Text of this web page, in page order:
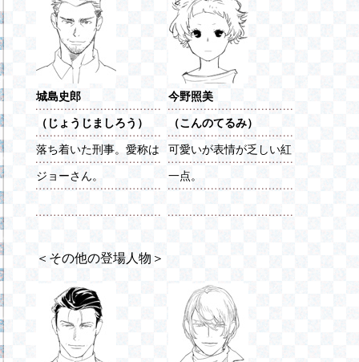
城島史郎
（じょうじましろう）
落ち着いた刑事。愛称は
ジョーさん。
今野照美
（こんのてるみ）
可愛いが表情が乏しい紅
一点。
＜その他の登場人物＞